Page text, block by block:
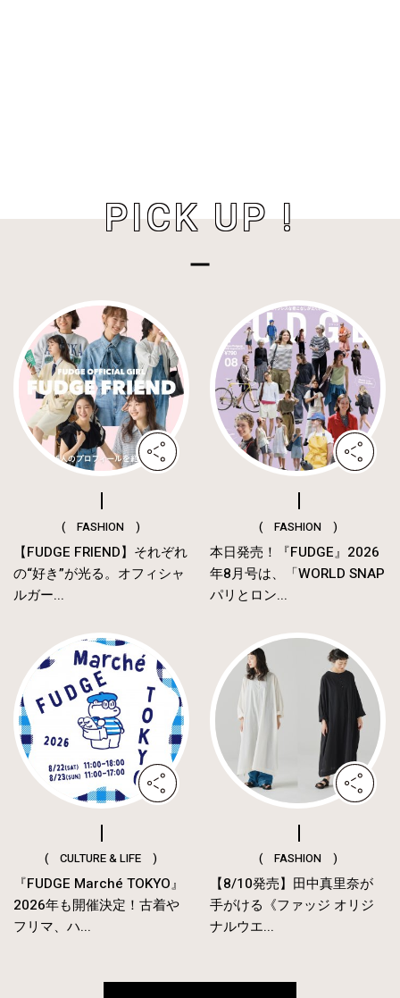
PICK UP !
( FASHION )
【FUDGE FRIEND】それぞれ
の“好き”が光る。オフィシャ
ルガー...
( FASHION )
本日発売！『FUDGE』2026
年8月号は、「WORLD SNAP
パリとロン...
( CULTURE & LIFE )
『FUDGE Marché TOKYO』
2026年も開催決定！古着や
フリマ、ハ...
( FASHION )
【8/10発売】田中真里奈が
手がける《ファッジ オリジ
ナルウエ...